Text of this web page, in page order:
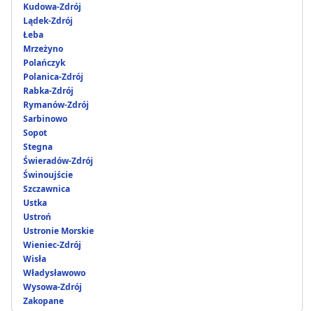
Kudowa-Zdrój
Lądek-Zdrój
Łeba
Mrzeżyno
Polańczyk
Polanica-Zdrój
Rabka-Zdrój
Rymanów-Zdrój
Sarbinowo
Sopot
Stegna
Świeradów-Zdrój
Świnoujście
Szczawnica
Ustka
Ustroń
Ustronie Morskie
Wieniec-Zdrój
Wisła
Władysławowo
Wysowa-Zdrój
Zakopane